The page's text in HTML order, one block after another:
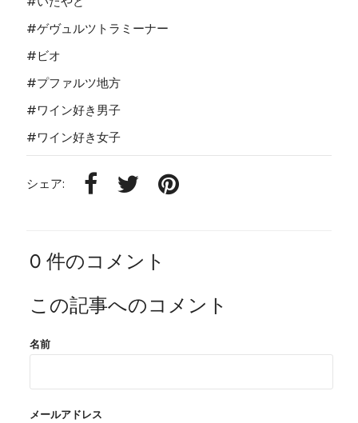
#ゲヴュルツトラミーナー
#ビオ
#プファルツ地方
#ワイン好き男子
#ワイン好き女子
シェア:
0 件のコメント
この記事へのコメント
名前
メールアドレス